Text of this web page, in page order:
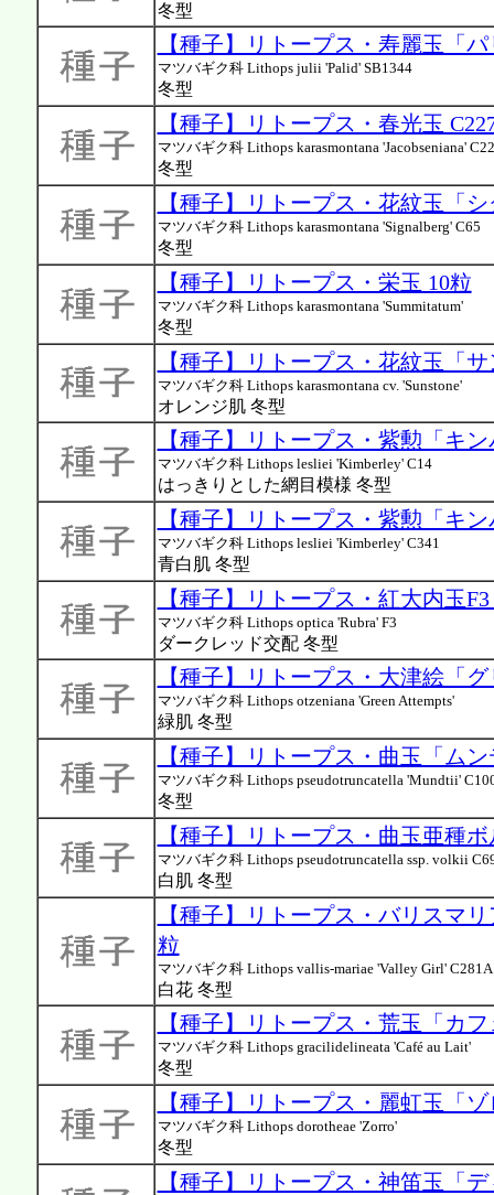
冬型
【種子】リトープス・寿麗玉「
マツバギク科 Lithops julii 'Palid' SB1344
冬型
【種子】リトープス・春光玉
マツバギク科 Lithops karasmontana 'Jacobseniana'
冬型
【種子】リトープス・花紋玉「
マツバギク科 Lithops karasmontana 'Signalberg' C65
冬型
【種子】リトープス・栄玉 10粒
マツバギク科 Lithops karasmontana 'Summitatum'
冬型
【種子】リトープス・花紋玉「
マツバギク科 Lithops karasmontana cv. 'Sunstone'
オレンジ肌 冬型
【種子】リトープス・紫勲「キ
マツバギク科 Lithops lesliei 'Kimberley' C14
はっきりとした網目模様 冬型
【種子】リトープス・紫勲「キ
マツバギク科 Lithops lesliei 'Kimberley' C341
青白肌 冬型
【種子】リトープス・紅大内玉F3
マツバギク科 Lithops optica 'Rubra' F3
ダークレッド交配 冬型
【種子】リトープス・大津絵「
マツバギク科 Lithops otzeniana 'Green Attempts'
緑肌 冬型
【種子】リトープス・曲玉「ム
マツバギク科 Lithops pseudotruncatella 'Mundtii'
冬型
【種子】リトープス・曲玉亜種
マツバギク科 Lithops pseudotruncatella ssp. volkii
白肌 冬型
【種子】リトープス・バリスマ
粒
マツバギク科 Lithops vallis-mariae 'Valley Girl' C281A
白花 冬型
【種子】リトープス・荒玉「カ
マツバギク科 Lithops gracilidelineata 'Café au Lait'
冬型
【種子】リトープス・麗虹玉「
マツバギク科 Lithops dorotheae 'Zorro'
冬型
【種子】リトープス・神笛玉「